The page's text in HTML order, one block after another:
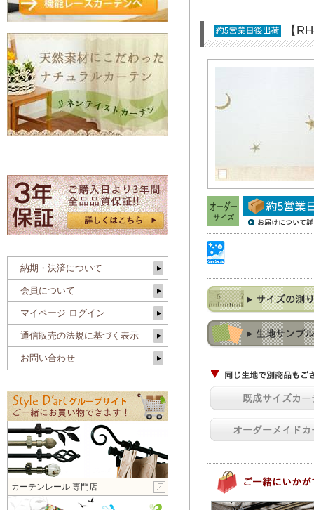
【
納期・決済について
会員について
マイページ ログイン
通信販売の法規に基づく表示
お問い合わせ
カーテンレール 専門店